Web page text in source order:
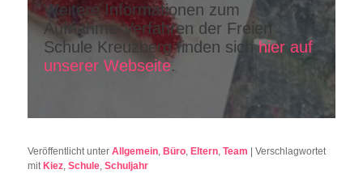
Weitere Informationen zum
Aufnahme-Verfahren der Freien
Schule Kreuzberg finden sichhier auf
unserer Webseite.
Veröffentlicht unter Allgemein, Büro, Eltern,Team |Verschlagwortet
mit Kiez,Schule,Schuljahr